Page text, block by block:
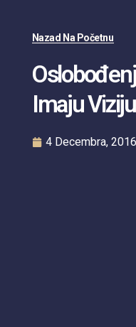
Nazad Na Početnu
Imaju
4 Decembra, 2016